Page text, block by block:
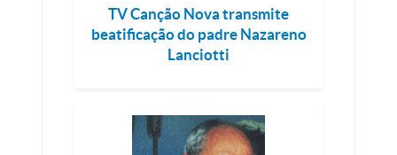
TV Canção Nova transmite
beatificação do padre Nazareno
Lanciotti